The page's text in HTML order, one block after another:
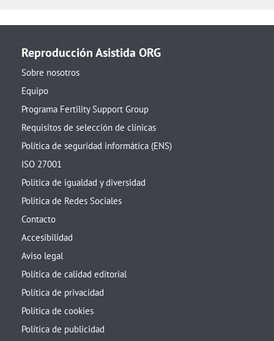
Reproducción Asistida ORG
Sobre nosotros
Equipo
Programa Fertility Support Group
Requisitos de selección de clínicas
Política de seguridad informática (ENS)
ISO 27001
Política de igualdad y diversidad
Política de Redes Sociales
Contacto
Accesibilidad
Aviso legal
Política de calidad editorial
Política de privacidad
Política de cookies
Política de publicidad